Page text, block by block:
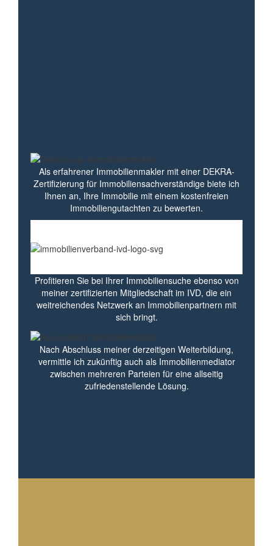
Als erfahrener Immobilienmakler mit einer DEKRA-
Zertifizierung für Immobiliensachverständige biete ich
Ihnen an, Ihre Immobilie mit einem kostenfreien
Immobiliengutachten zu bewerten.
Profitieren Sie bei Ihrer Immobiliensuche ebenso von
meiner zertifizierten Mitgliedschaft im IVD, die ein
weitreichendes Netzwerk an Immobilienpartnern mit
sich bringt.
Nach Abschluss meiner derzeitigen Weiterbildung,
vermittle ich zukünftig auch als Immobilienmediator
zwischen mehreren Parteien für eine allseitig
zufriedenstellende Lösung.